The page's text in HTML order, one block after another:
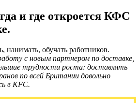
и где откроется КФС
нанимать, обучать работников.
с новым партнером по доставке,
трудности роста: доставлять
по всей Британии довольно
в KFC.